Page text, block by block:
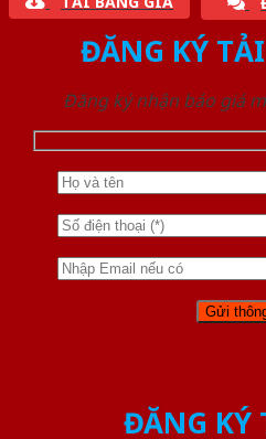
ĐĂNG KÝ
Đăng ký nhận báo giá
ĐĂNG KÝ